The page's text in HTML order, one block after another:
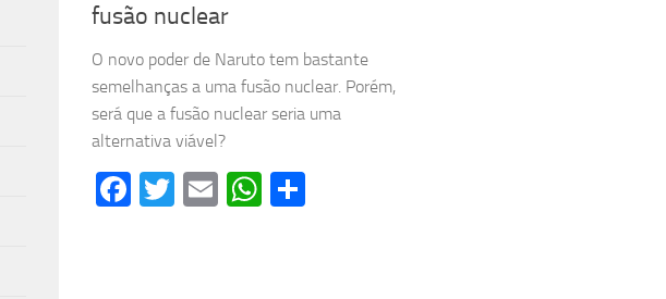
fusão nuclear
O novo poder de Naruto tem bastante
semelhanças a uma fusão nuclear. Porém,
será que a fusão nuclear seria uma
alternativa viável?
Facebook
Twitter
EmailWhatsApp